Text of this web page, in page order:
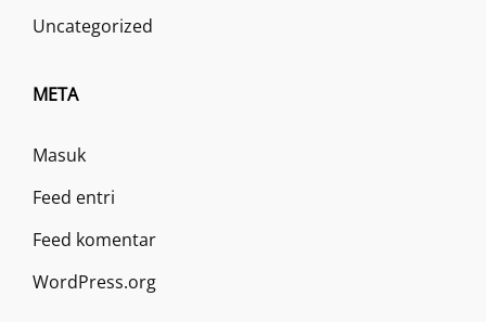
Uncategorized
META
Masuk
Feed entri
Feed komentar
WordPress.org